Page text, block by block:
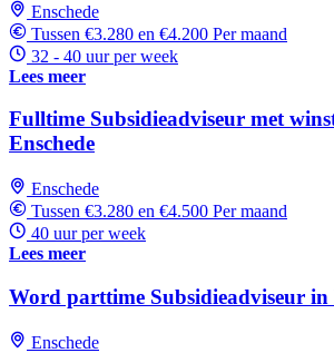
Enschede
Tussen €3.280 en €4.200 Per maand
32 - 40 uur per week
Lees meer
Fulltime Subsidieadviseur met
Enschede
Enschede
Tussen €3.280 en €4.500 Per maand
40 uur per week
Lees meer
Word parttime Subsidieadviseur in
Enschede